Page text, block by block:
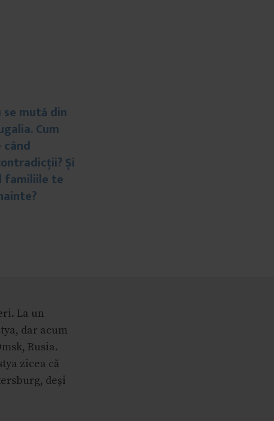
mută din
Cum
Și
familiile te
La un
dar acum
Rusia.
zicea că
deși